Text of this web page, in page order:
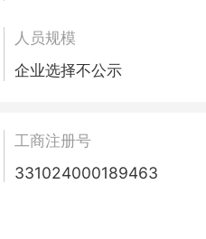
人员规模
企业选择不公示
工商注册号
331024000189463